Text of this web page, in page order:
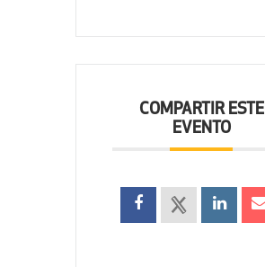
COMPARTIR ESTE
EVENTO